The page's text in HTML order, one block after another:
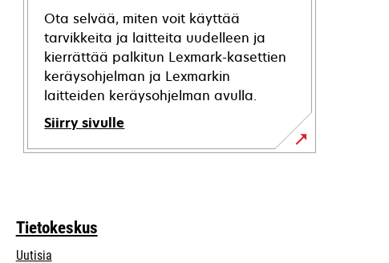
Ota selvää, miten voit käyttää
tarvikkeita ja laitteita uudelleen ja
kierrättää palkitun Lexmark-kasettien
keräysohjelman ja Lexmarkin
laitteiden keräysohjelman avulla.
Siirry sivulle
Tietokeskus
Uutisia